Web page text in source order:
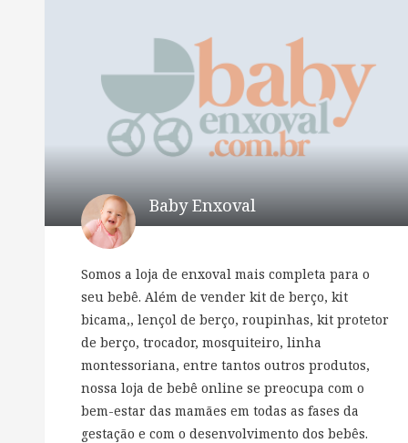
Baby Enxoval
Somos a loja de enxoval mais completa para o
seu bebê. Além de vender kit de berço, kit
bicama,, lençol de berço, roupinhas, kit protetor
de berço, trocador, mosquiteiro, linha
montessoriana, entre tantos outros produtos,
nossa loja de bebê online se preocupa com o
bem-estar das mamães em todas as fases da
gestação e com o desenvolvimento dos bebês.